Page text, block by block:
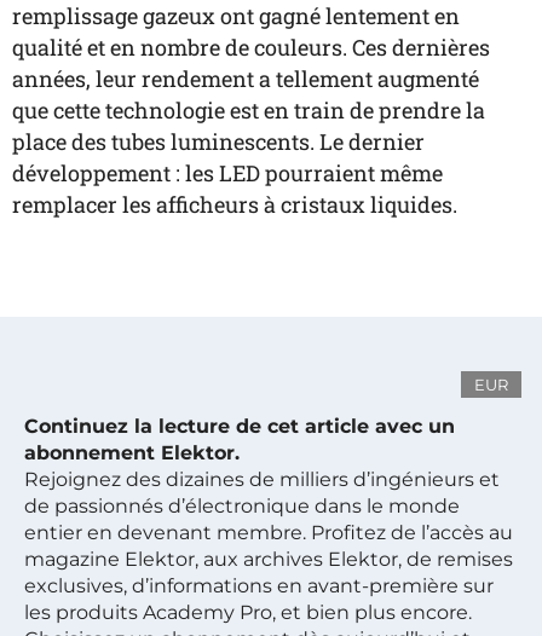
remplissage gazeux ont gagné lentement en
qualité et en nombre de couleurs. Ces dernières
années, leur rendement a tellement augmenté
que cette technologie est en train de prendre la
place des tubes luminescents. Le dernier
développement : les LED pourraient même
remplacer les afficheurs à cristaux liquides.
EUR
Continuez la lecture de cet article avec un
abonnement Elektor.
Rejoignez des dizaines de milliers d’ingénieurs et
de passionnés d’électronique dans le monde
entier en devenant membre. Profitez de l’accès au
magazine Elektor, aux archives Elektor, de remises
exclusives, d’informations en avant-première sur
les produits Academy Pro, et bien plus encore.